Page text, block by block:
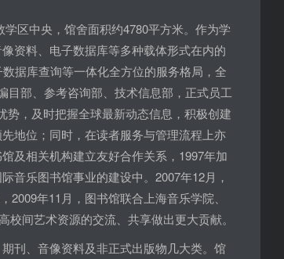
区中央，馆舍面积约4780平方米。作为学
资料、电子数据库等多种载体形式在内的
据库查询等一体化全方位的服务格局，全
部、参考咨询部、技术信息部，正式员工
，及时把握全球最新动态信息，积极创建
地位；同时，在读者服务与管理流程上亦
及相关机构建立友好合作关系，1997年加
乐图书馆事业的建设中。2007年12月，
年11月，图书馆联合上海音乐学院、
间艺术资源的交流、共享做出更大贡献。
刊、音像资料及非正式出版物几大类。馆